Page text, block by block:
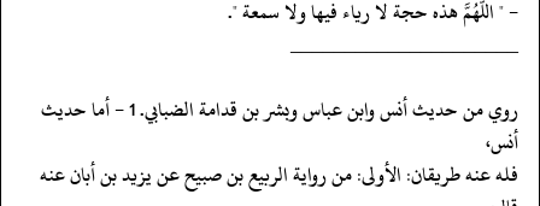
- " اللهم هذه حجة لا رياء فيها ولا سمعة ".
‏‏‏‏_____________________
‏‏‏‏روي من حديث أنس وابن عباس وبشر بن قدامة الضبابي. 1 - أما حديث
أنس،
‏‏‏‏فله عنه طريقان: الأولى: من رواية الربيع بن صبيح عن يزيد بن أبان عنه